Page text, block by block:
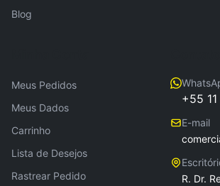
Blog
Meus Pedidos
Meus Dados
Carrinho
Lista de Desejos
Rastrear Pedido
+55
E-mail
R. Dr.